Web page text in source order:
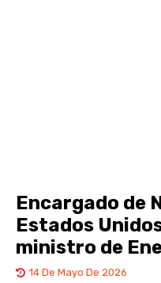
Encargado de
Estados
ministro de
14 De Mayo De 2026